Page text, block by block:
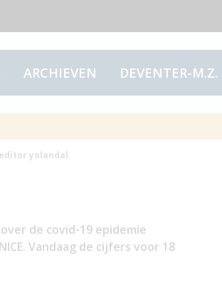
ARCHIEVEN DEVENTER-M.Z.
2021
editor yolandal
de covid-19 epidemie
Vandaag de cijfers voor 18